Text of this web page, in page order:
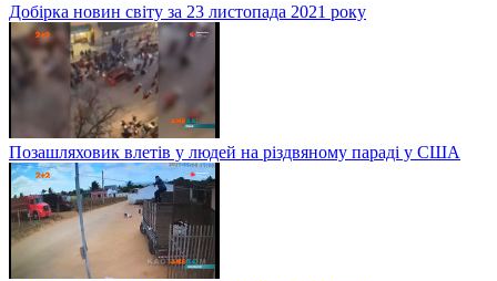
Добірка новин світу за 23 листопада 2021 року
Позашляховик влетів у людей на різдвяному параді у США